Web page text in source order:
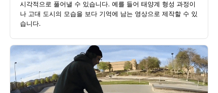
시각적으로 풀어낼 수 있습니다. 예를 들어 태양계 형성 과정이
나 고대 도시의 모습을 보다 기억에 남는 영상으로 제작할 수 있
습니다.